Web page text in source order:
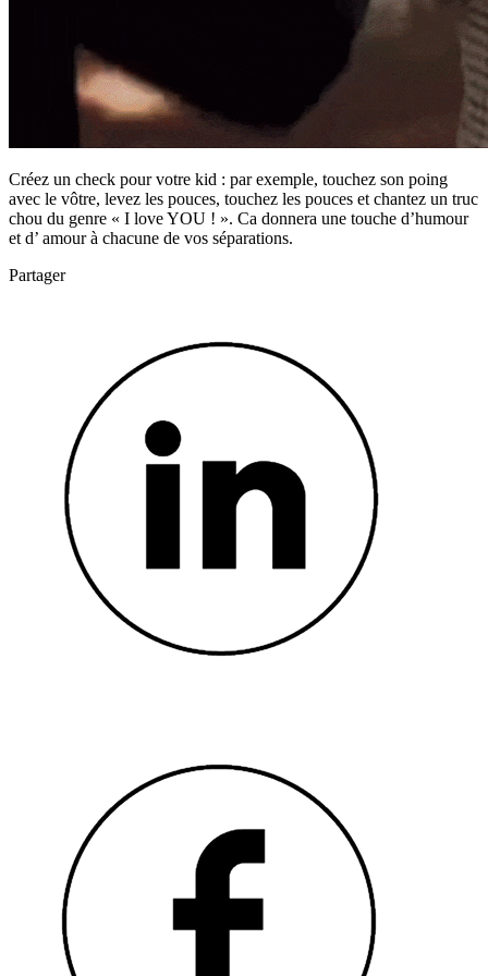
Créez un check pour votre kid : par exemple, touchez son poing
avec le vôtre, levez les pouces, touchez les pouces et chantez un truc
chou du genre « I love YOU ! ». Ca donnera une touche d’humour
et d’ amour à chacune de vos séparations.
Partager